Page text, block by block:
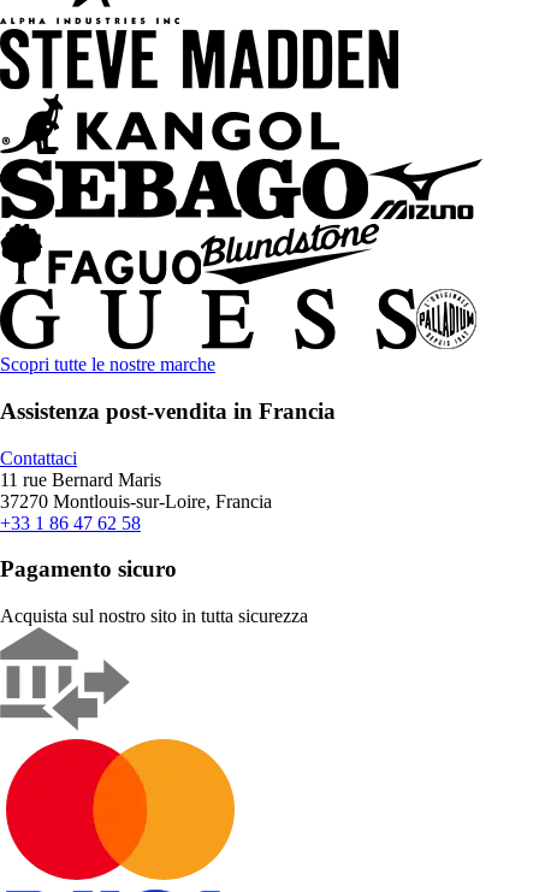
Scopri tutte le nostre marche
Assistenza post-vendita in Francia
Contattaci
11 rue Bernard Maris
37270 Montlouis-sur-Loire, Francia
+33 1 86 47 62 58
Pagamento sicuro
Acquista sul nostro sito in tutta sicurezza